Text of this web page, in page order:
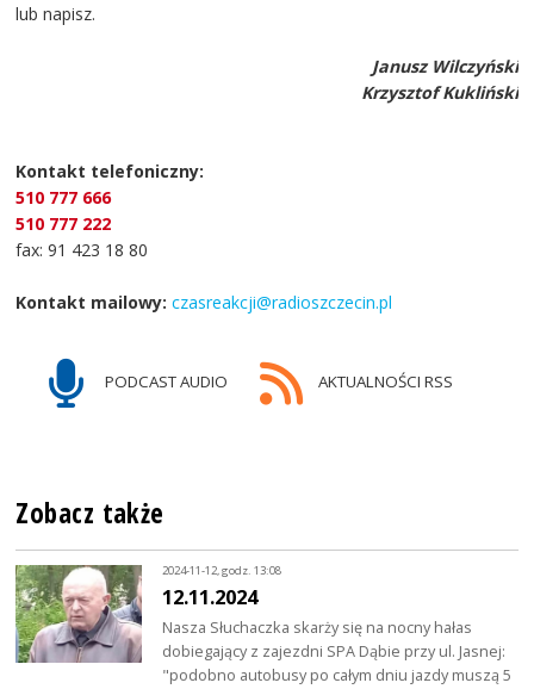
lub napisz.
Janusz Wilczyński
Krzysztof Kukliński
Kontakt telefoniczny:
510 777 666
510 777 222
fax: 91 423 18 80
Kontakt mailowy: czasreakcji@radioszczecin.pl
PODCAST AUDIO AKTUALNOŚCI RSS
Zobacz także
2024-11-12, godz. 13:08
12.11.2024
Nasza Słuchaczka skarży się na nocny hałas
dobiegający z zajezdni SPA Dąbie przy ul. Jasnej:
"podobno autobusy po całym dniu jazdy muszą 5